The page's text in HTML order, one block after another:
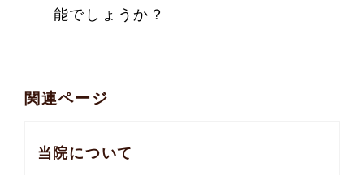
能でしょうか？
関連ページ
当院について